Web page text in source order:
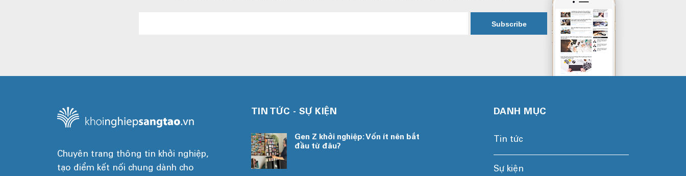
Chuyên trang thông tin khởi nghiệp,
tạo điểm kết nối chung dành cho
TIN TỨC - SỰ KIỆN
Gen Z khởi nghiệp: Vốn ít nên bắt
đầu từ đâu?
DANH MỤC
Tin tức
Sự kiện